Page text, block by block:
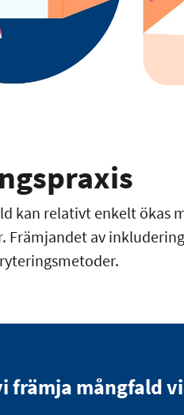
kan relativt enkelt ökas
Främjandet av
främja mångfald